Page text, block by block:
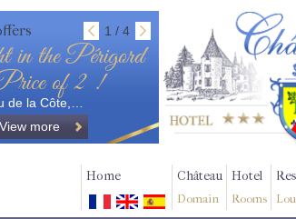
1 / 4
the Périgord
of 2 !
de la Côte,…
View more
Home Château
Domain
Hotel
Rooms